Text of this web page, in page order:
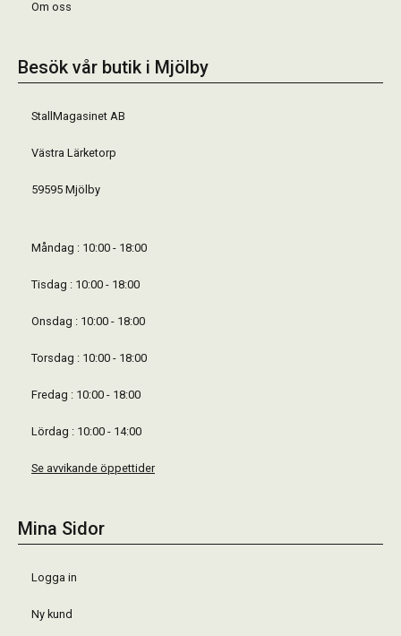
Om oss
Besök vår butik i Mjölby
StallMagasinet AB
Västra Lärketorp
59595 Mjölby
Måndag : 10:00 - 18:00
Tisdag : 10:00 - 18:00
Onsdag : 10:00 - 18:00
Torsdag : 10:00 - 18:00
Fredag : 10:00 - 18:00
Lördag : 10:00 - 14:00
Se avvikande öppettider
Mina Sidor
Logga in
Ny kund